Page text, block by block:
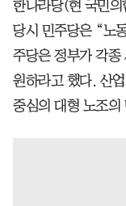
한나라당(현 국민
당시 민주당은 “노
주당은 정부가 각종
원하라고 했다. 산
중심의 대형 노조의